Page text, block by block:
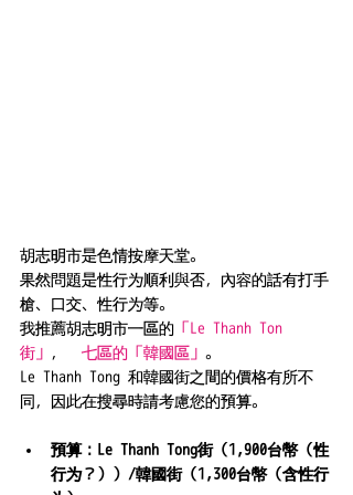
胡志明市是色情按摩天堂。
果然問題是性行为順利與否，內容的話有打手
槍、口交、性行为等。
我推薦胡志明市一區的 「Le Thanh Ton
街」 ， 七區的「韓國區」 。
Le Thanh Tong 和韓國街之間的價格有所不
同，因此在搜尋時請考慮您的預算。
預算：Le Thanh Tong街（1,900台幣（性
行为？））/韓國街（1,300台幣（含性行